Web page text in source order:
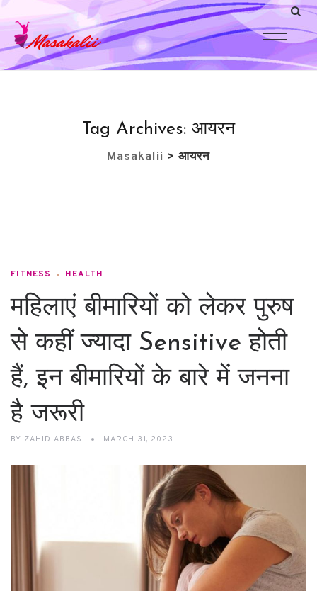
Tag Archives: आयरन
Masakalii > आयरन
FITNESS HEALTH
महिलाएं बीमारियों को लेकर पुरुष
से कहीं ज्यादा Sensitive होती
हैं, इन बीमारियों के बारे में जनना
है जरूरी
BY ZAHID ABBAS MARCH 31, 2023